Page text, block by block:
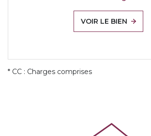
VOIR LE BIEN
* CC : Charges comprises